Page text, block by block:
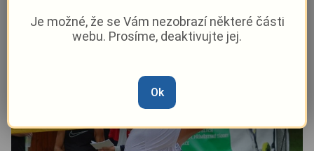
Anna Raková –16. 8. 2025|13:00
Je možné, že se Vám nezobrazí některé části
webu. Prosíme, deaktivujte jej.
Ok